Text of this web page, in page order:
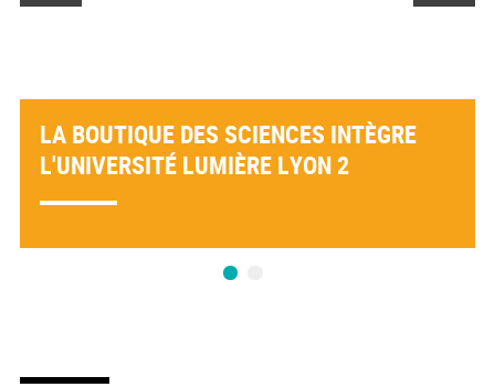
LA BOUTIQUE DES SCIENCES INTÈGRE
L'UNIVERSITÉ LUMIÈRE LYON 2